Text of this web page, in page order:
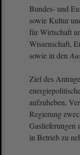
Bundes- und
sowie Kultur
für Wirtschaft
Wissenschaft,
sowie in den
Ziel des
aufzuheben,
Regierung
Gaslieferungen
in Betrieb zu